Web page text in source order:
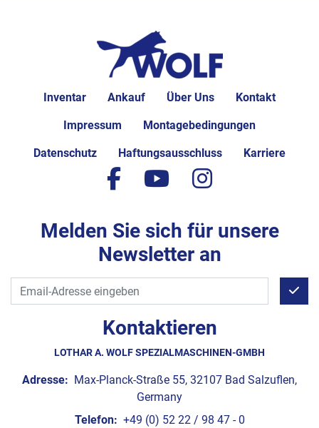
Inventar Ankauf Über Uns Kontakt
Impressum Montagebedingungen
Datenschutz Haftungsausschluss Karriere
Kontaktieren
LOTHAR A. WOLF SPEZIALMASCHINEN-GMBH
Adresse: Max-Planck-Straße 55, 32107 Bad Salzuflen,
Germany
Telefon: +49 (0) 52 22 / 98 47 - 0
facebook
youtubeinstagram
Melden Sie sich für unsere
Newsletter an